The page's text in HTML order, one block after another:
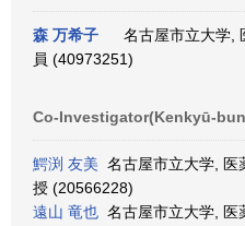
森 万希子
名古屋市立大学,
員 (40973251)
Co-Investigator(Kenkyū-
鰐渕 友美 名古屋市立大学, 医
授 (20566228)
遠山 竜也 名古屋市立大学, 医